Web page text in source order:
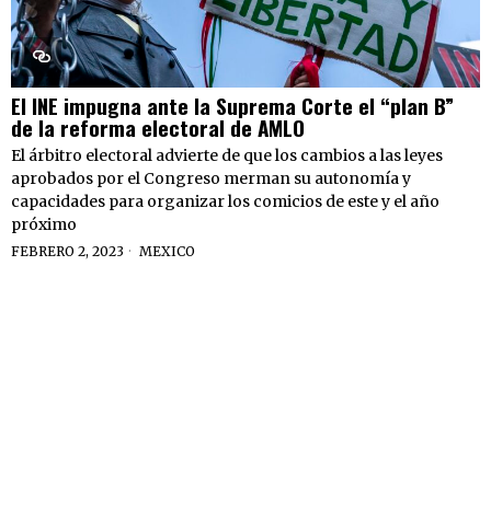
El INE impugna ante la Suprema Corte el “plan B”
de la reforma electoral de AMLO
El árbitro electoral advierte de que los cambios a las leyes
aprobados por el Congreso merman su autonomía y
capacidades para organizar los comicios de este y el año
próximo
FEBRERO 2, 2023 MEXICO